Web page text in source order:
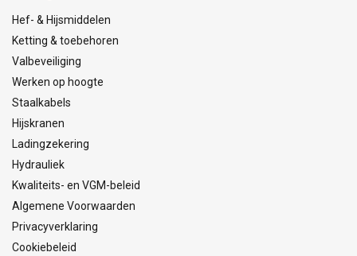
Hef- & Hijsmiddelen
Ketting & toebehoren
Valbeveiliging
Werken op hoogte
Staalkabels
Hijskranen
Ladingzekering
Hydrauliek
Kwaliteits- en VGM-beleid
Algemene Voorwaarden
Privacyverklaring
Cookiebeleid